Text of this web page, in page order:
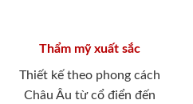
Thẩm mỹ xuất sắc
Thiết kế theo phong cách
Châu Âu từ cổ điển đến